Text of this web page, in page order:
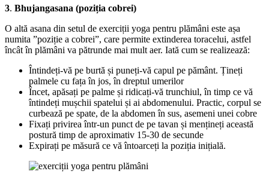
3. Bhujangasana (poziția cobrei)
O altă asana din setul de exerciții yoga pentru plămâni este așa
numita ”poziție a cobrei”, care permite extinderea toracelui, astfel
încât în plămâni va pătrunde mai mult aer. Iată cum se realizează:
Întindeți-vă pe burtă și puneți-vă capul pe pământ. Țineți
palmele cu fața în jos, în dreptul umerilor
Încet, apăsați pe palme și ridicați-vă trunchiul, în timp ce vă
întindeți mușchii spatelui și ai abdomenului. Practic, corpul se
curbează pe spate, de la abdomen în sus, asemeni unei cobre
Fixați privirea într-un punct de pe tavan și mențineți această
postură timp de aproximativ 15-30 de secunde
Expirați pe măsură ce vă întoarceți la poziția inițială.